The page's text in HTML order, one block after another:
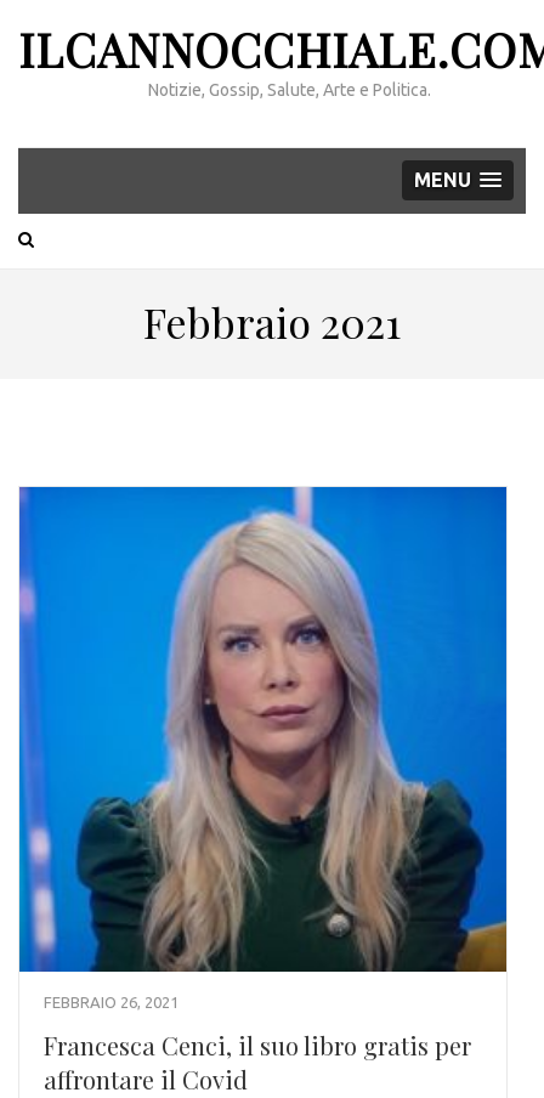
Notizie, Gossip, Salute, Arte e Politica.
MENU
Febbraio 2021
FEBBRAIO 26, 2021
Francesca Cenci, il suo libro gratis per
affrontare il Covid